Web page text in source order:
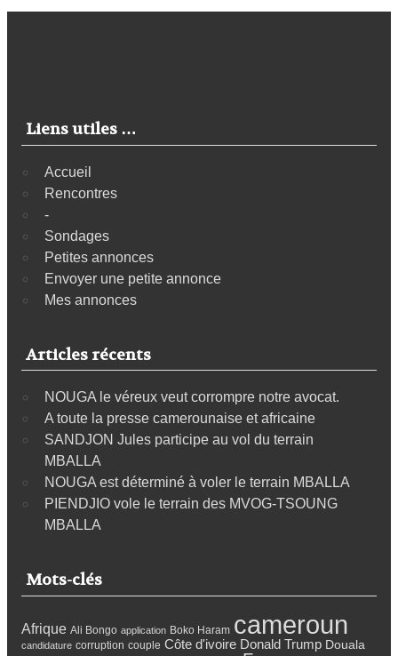
Liens utiles …
Accueil
Rencontres
-
Sondages
Petites annonces
Envoyer une petite annonce
Mes annonces
Articles récents
NOUGA le véreux veut corrompre notre avocat.
A toute la presse camerounaise et africaine
SANDJON Jules participe au vol du terrain
MBALLA
NOUGA est déterminé à voler le terrain MBALLA
PIENDJIO vole le terrain des MVOG-TSOUNG
MBALLA
Mots-clés
Afrique Ali Bongo application Boko Haram cameroun
candidature corruption couple Côte d'ivoire Donald Trump Douala